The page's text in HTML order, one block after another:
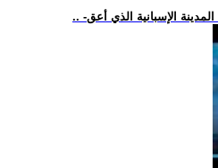
الإسبانية الذي أعق